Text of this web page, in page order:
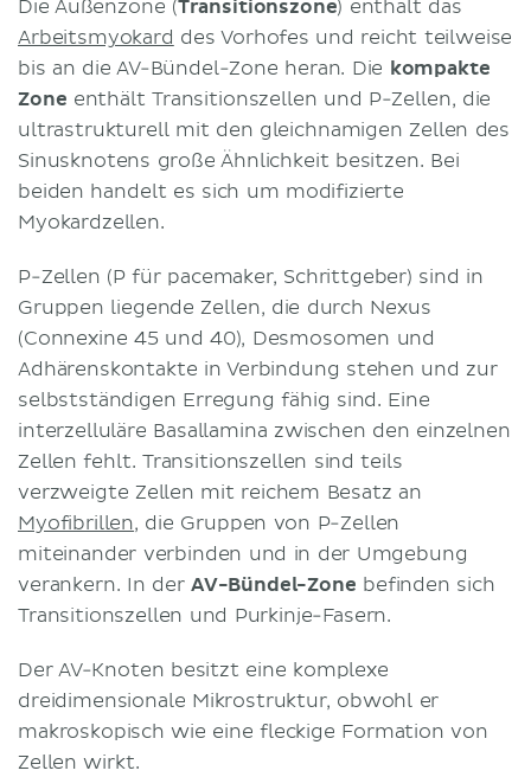
Die Außenzone (Transitionszone) enthält das
Arbeitsmyokard des Vorhofes und reicht teilweise
bis an die AV-Bündel-Zone heran. Die kompakte
Zone enthält Transitionszellen und P-Zellen, die
ultrastrukturell mit den gleichnamigen Zellen des
Sinusknotens große Ähnlichkeit besitzen. Bei
beiden handelt es sich um modifizierte
Myokardzellen.
P-Zellen (P für pacemaker, Schrittgeber) sind in
Gruppen liegende Zellen, die durch Nexus
(Connexine 45 und 40), Desmosomen und
Adhärenskontakte in Verbindung stehen und zur
selbstständigen Erregung fähig sind. Eine
interzelluläre Basallamina zwischen den einzelnen
Zellen fehlt. Transitionszellen sind teils
verzweigte Zellen mit reichem Besatz an
Myofibrillen, die Gruppen von P-Zellen
miteinander verbinden und in der Umgebung
verankern. In der AV-Bündel-Zone befinden sich
Transitionszellen und Purkinje-Fasern.
Der AV-Knoten besitzt eine komplexe
dreidimensionale Mikrostruktur, obwohl er
makroskopisch wie eine fleckige Formation von
Zellen wirkt.